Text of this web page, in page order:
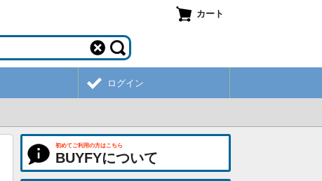
カート
ログイン
初めてご利用の方はこちら
BUYFYについて